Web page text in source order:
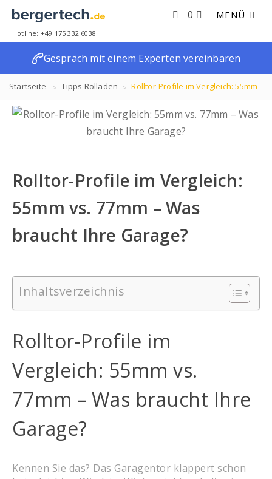
MENÜ
0
Hotline: +49 175 332 6038
Gespräch mit einem Experten vereinbaren
Startseite Tipps Rolladen Rolltor-Profile im Vergleich: 55mm
vs. 77mm – Was braucht Ihre Garage?
Rolltor-Profile im Vergleich:
55mm vs. 77mm – Was
braucht Ihre Garage?
Inhaltsverzeichnis
Rolltor-Profile im
Vergleich: 55mm vs.
77mm – Was braucht Ihre
Garage?
Kennen Sie das? Das Garagentor klappert schon